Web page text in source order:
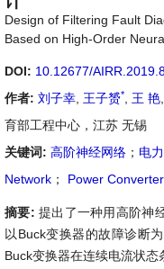
Design of Filtering Fault
Based on High-Order
DOI: 10.12677/
作者: 刘子幸 王子赟* 王 艳
育部工程中心，江苏 无锡
关键词: 高阶神经网络 ； 电
Network ； Power Converter
摘要: 提出了一种用高阶神
以Buck变换器的故障诊断
Buck变换器在连续电流状